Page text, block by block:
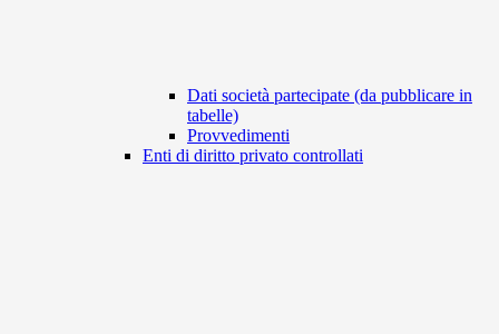
Dati società partecipate (da pubblicare in
tabelle)
Provvedimenti
Enti di diritto privato controllati